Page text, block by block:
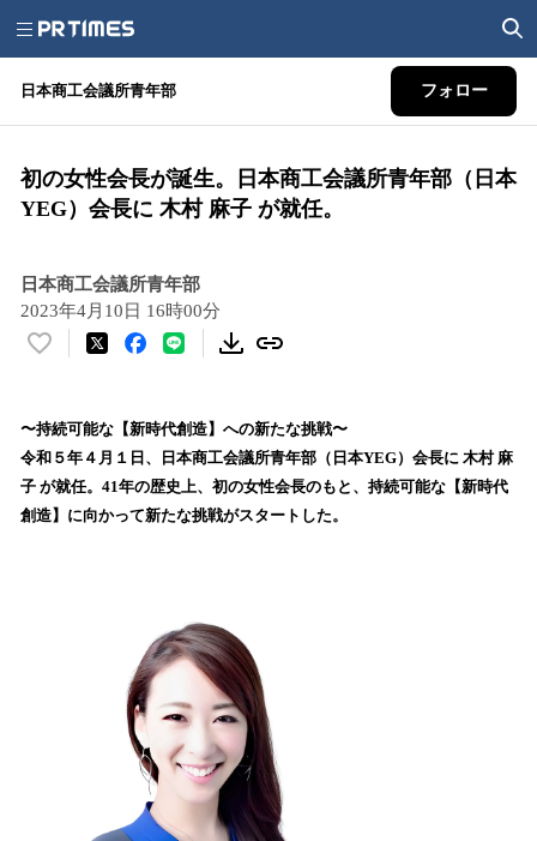
日本商工会議所青年部 フォロー
初の女性会長が誕生。日本商工会議所青年部（日本
YEG）会長に 木村 麻子 が就任。
日本商工会議所青年部
2023年4月10日 16時00分
い
！
数
を
読
〜持続可能な【新時代創造】への新たな挑戦〜
令和５年４月１日、日本商工会議所青年部（日本YEG）会長に 木村 麻
子 が就任。41年の歴史上、初の女性会長のもと、持続可能な【新時代
創造】に向かって新たな挑戦がスタートした。